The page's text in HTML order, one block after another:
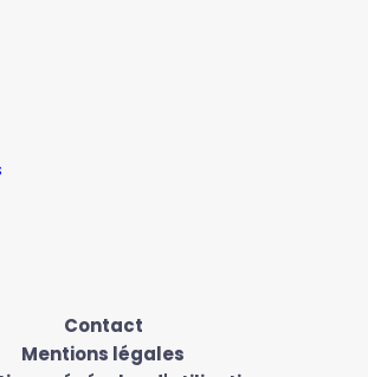
Contact
Mentions légales